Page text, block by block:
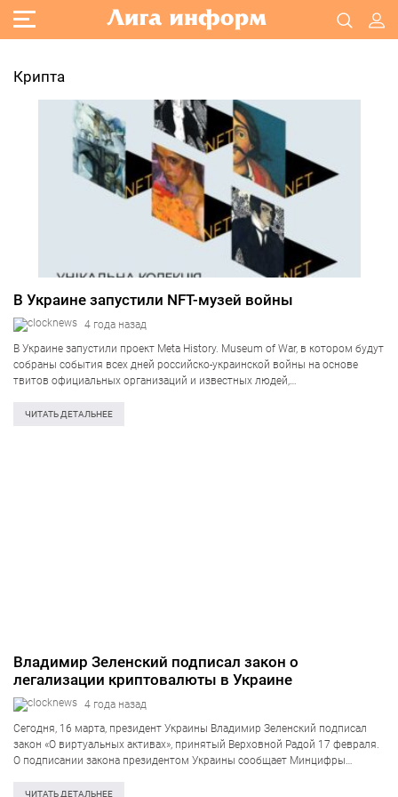
Крипта
В Украине запустили NFT-музей войны
4 года назад
В Украине запустили проект Meta History. Museum of War, в котором будут
собраны события всех дней российско-украинской войны на основе
твитов официальных организаций и известных людей,
инициативы. «В проекте в хронологическом порядке будут собраны…
ЧИТАТЬ ДЕТАЛЬНЕЕ
Владимир Зеленский подписал закон о
легализации криптовалюты в Украине
4 года назад
Сегодня, 16 марта, президент Украины Владимир Зеленский подписал
закон «О виртуальных активах», принятый Верховной Радой 17 февраля.
О подписании закона президентом Украины сообщает Минцифры
рынка виртуальных активов. Регулировать новый рынок…
ЧИТАТЬ ДЕТАЛЬНЕЕ